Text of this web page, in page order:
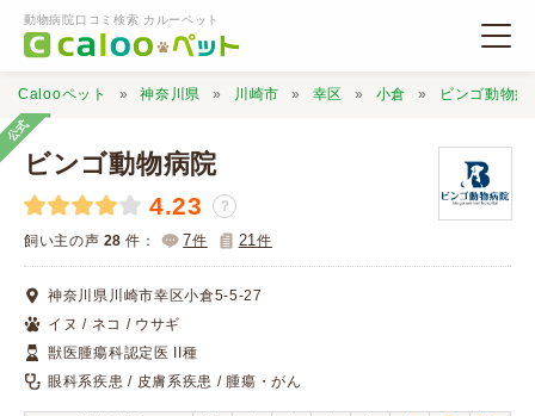
動物病院口コミ検索 カルーペット
動物病院検索
口コミ検索
Calooペットとは？
Calooペット 神奈川県 川崎市 幸区 小倉 ビンゴ動物病
公式
ビンゴ動物病院
4.23 ？
飼い主の声 28 件： 7件 21件
神奈川県川崎市幸区小倉5-5-27
イヌ / ネコ / ウサギ
獣医腫瘍科認定医 II種
眼科系疾患 / 皮膚系疾患 / 腫瘍・がん